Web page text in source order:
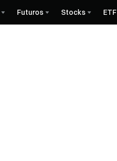
Futuros Stocks ETF